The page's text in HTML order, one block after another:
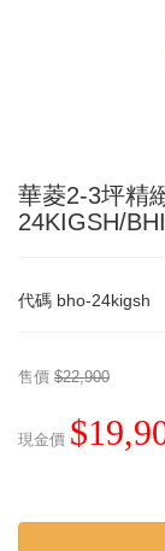
華菱2-3坪精
24KIGSH/
代碼 bho-24kigsh
售價 $22,900
現金價